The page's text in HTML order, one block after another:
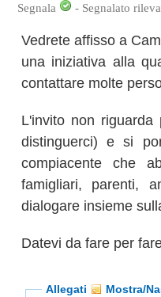
Segnala - Segnalato
Vedrete affisso a
una iniziativa alla
contattare molte
L'invito non
distinguerci) e si
compiacente che
famigliari, parenti,
dialogare insieme
Datevi da fare per
Allegati Mostra/